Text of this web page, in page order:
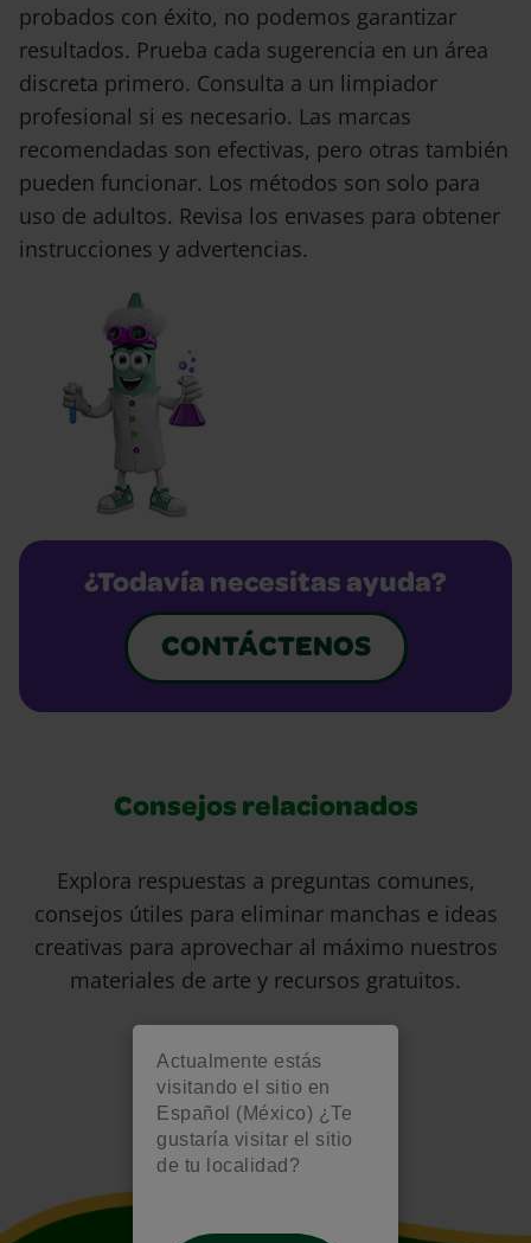
Actualmente estás
visitando el sitio en
Español (México) ¿Te
gustaría visitar el sitio
de tu localidad?
probados con éxito, no podemos garantizar
resultados. Prueba cada sugerencia en un área
discreta primero. Consulta a un limpiador
profesional si es necesario. Las marcas
recomendadas son efectivas, pero otras también
pueden funcionar. Los métodos son solo para
uso de adultos. Revisa los envases para obtener
instrucciones y advertencias.
¿Todavía necesitas ayuda?
CONTÁCTENOS
Consejos relacionados
Explora respuestas a preguntas comunes,
consejos útiles para eliminar manchas e ideas
creativas para aprovechar al máximo nuestros
materiales de arte y recursos gratuitos.